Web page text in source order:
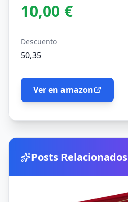
10,00 €
Descuento
50,35
Ver en amazon
Posts Relacionados